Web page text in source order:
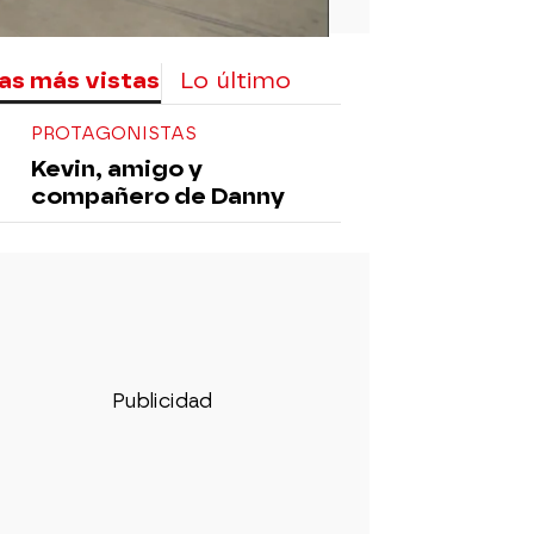
más vistas Lo último
PROTAGONISTAS
Kevin, amigo y
compañero de Danny